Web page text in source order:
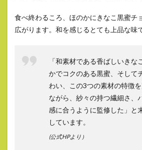
食べ終わるころ、ほのかにきなこ黒蜜チ
広がります。和を感じるとても上品な味
「和素材である香ばしいきな
かでコクのある黒蜜、そして
わい、この3つの素材の特徴
ながら、紗々の持つ繊細さ、
感に合うように監修した」と
しています。
(公式HPより）